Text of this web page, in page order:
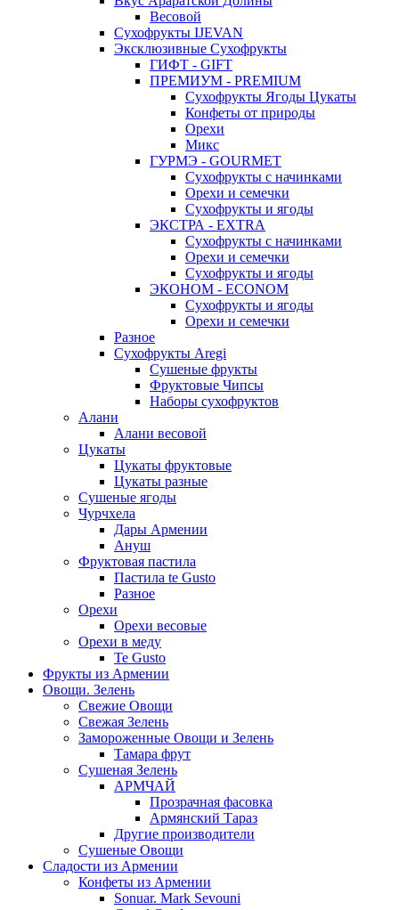
Весовой
Сухофрукты IJEVAN
Эксклюзивные Сухофрукты
ГИФТ - GIFT
ПРЕМИУМ - PREMIUM
Сухофрукты Ягоды Цукаты
Конфеты от природы
Орехи
Микс
ГУРМЭ - GOURMET
Сухофрукты с начинками
Орехи и семечки
Сухофрукты и ягоды
ЭКСТРА - EXTRA
Сухофрукты с начинками
Орехи и семечки
Сухофрукты и ягоды
ЭКОНОМ - ECONOM
Сухофрукты и ягоды
Орехи и семечки
Разное
Сухофрукты Aregi
Сушеные фрукты
Фруктовые Чипсы
Наборы сухофруктов
Алани
Алани весовой
Цукаты
Цукаты фруктовые
Цукаты разные
Сушеные ягоды
Чурчхела
Дары Армении
Ануш
Фруктовая пастила
Пастила te Gusto
Разное
Орехи
Орехи весовые
Орехи в меду
Te Gusto
Фрукты из Армении
Овощи. Зелень
Свежие Овощи
Свежая Зелень
Замороженные Овощи и Зелень
Тамара фрут
Сушеная Зелень
АРМЧАЙ
Прозрачная фасовка
Армянский Тараз
Другие производители
Сушеные Овощи
Сладости из Армении
Конфеты из Армении
Sonuar. Mark Sevouni